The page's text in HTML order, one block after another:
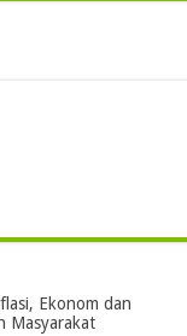
Ekonom dan
Masyarakat